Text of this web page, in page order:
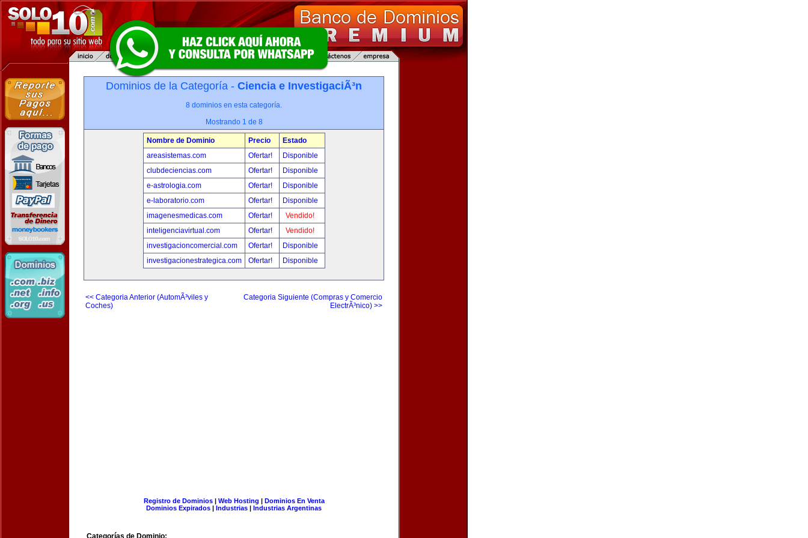
Dominios de la Categoría - Ciencia e InvestigaciÃ³n
8 dominios en esta categoría.
Mostrando 1 de 8
Nombre de Dominio Precio
Estado
areasistemas.com
Ofertar!
Disponible
clubdeciencias.com
Ofertar!
Disponible
e-astrologia.com
Ofertar!
Disponible
e-laboratorio.com
Ofertar!
Disponible
imagenesmedicas.com
Ofertar!
Vendido!
inteligenciavirtual.com
Ofertar!
Vendido!
investigacioncomercial.com
Ofertar!
Disponible
investigacionestrategica.com
Ofertar! Disponible
<< Categoria Anterior (AutomÃ³viles y
Coches)
Categoria Siguiente (Compras y Comercio
ElectrÃ³nico) >>
Registro de Dominios| Web Hosting | Dominios En Venta
Dominios Expirados | Industrias | Industrias Argentinas
Categorías de Dominio: